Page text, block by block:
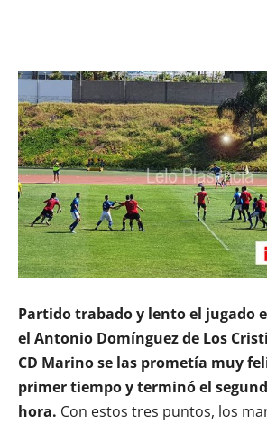
Partido trabado y lento el jugado
el Antonio Domínguez de Los
CD Marino se las prometía muy
primer tiempo y terminó el
hora. Con estos tres puntos, los